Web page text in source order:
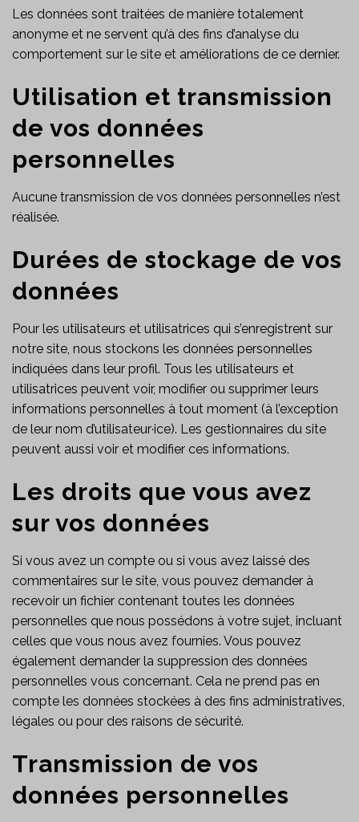
Les données sont traitées de manière totalement
anonyme et ne servent qu’à des fins d’analyse du
comportement sur le site et améliorations de ce dernier.
Utilisation et transmission
de vos données
personnelles
Aucune transmission de vos données personnelles n’est
réalisée.
Durées de stockage de vos
données
Pour les utilisateurs et utilisatrices qui s’enregistrent sur
notre site, nous stockons les données personnelles
indiquées dans leur profil. Tous les utilisateurs et
utilisatrices peuvent voir, modifier ou supprimer leurs
informations personnelles à tout moment (à l’exception
de leur nom d’utilisateur·ice). Les gestionnaires du site
peuvent aussi voir et modifier ces informations.
Les droits que vous avez
sur vos données
Si vous avez un compte ou si vous avez laissé des
commentaires sur le site, vous pouvez demander à
recevoir un fichier contenant toutes les données
personnelles que nous possédons à votre sujet, incluant
celles que vous nous avez fournies. Vous pouvez
également demander la suppression des données
personnelles vous concernant. Cela ne prend pas en
compte les données stockées à des fins administratives,
légales ou pour des raisons de sécurité.
Transmission de vos
données personnelles